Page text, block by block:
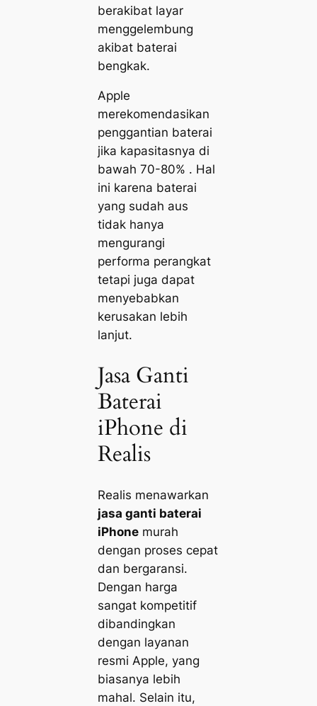
berakibat layar
menggelembung
akibat baterai
bengkak.
Apple
merekomendasikan
penggantian baterai
jika kapasitasnya di
bawah 70-80% . Hal
ini karena baterai
yang sudah aus
tidak hanya
mengurangi
performa perangkat
tetapi juga dapat
menyebabkan
kerusakan lebih
lanjut.
Jasa Ganti
Baterai
iPhone di
Realis
Realis menawarkan
jasa ganti baterai
iPhonemurah
dengan proses cepat
dan bergaransi.
Dengan harga
sangat kompetitif
dibandingkan
dengan layanan
resmi Apple, yang
biasanya lebih
mahal. Selain itu,